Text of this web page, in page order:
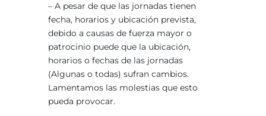
– A pesar de que las jornadas tienen
fecha, horarios y ubicación prevista,
debido a causas de fuerza mayor o
patrocinio puede que la ubicación,
horarios o fechas de las jornadas
(Algunas o todas) sufran cambios.
Lamentamos las molestias que esto
pueda provocar.